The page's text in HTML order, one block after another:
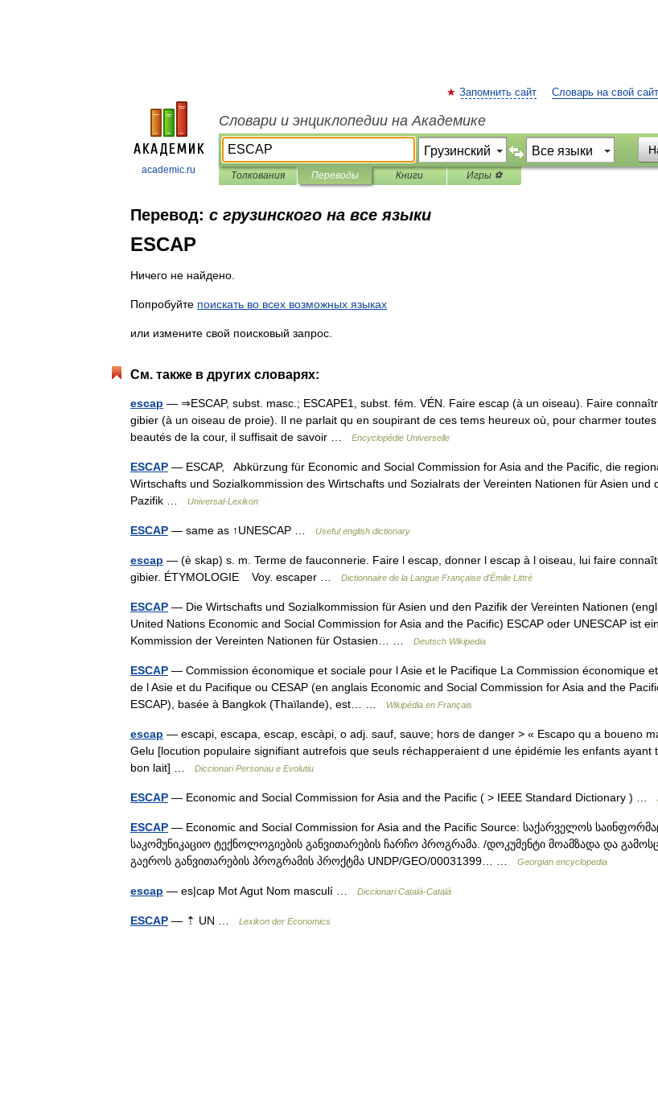
academic.ru
Запомнить сайт Словарь на свой сайт
Словари и энциклопедии на Академике
Толкования Переводы Книги Игры ⚽
Перевод: с грузинского на все языки
ESCAP
Ничего не найдено.
Попробуйте поискать во всех возможных языках
или измените свой поисковый запрос.
См. также в других словарях:
escap — ⇒ESCAP, subst. masc.; ESCAPE1, subst. fém. VÉN. Faire escap (à un oiseau). Faire
gibier (à un oiseau de proie). Il ne parlait qu en soupirant de ces tems heureux où, pour charmer
beautés de la cour, il suffisait de savoir …
Encyclopédie Universelle
ESCAP — ESCAP, Abkürzung für Economic and Social Commission for Asia and the Pacific, die
Wirtschafts und Sozialkommission des Wirtschafts und Sozialrats der Vereinten Nationen für Asien und
Pazifik …
Universal-Lexikon
ESCAP — same as ↑UNESCAP … Useful english dictionary
escap — (è skap) s. m. Terme de fauconnerie. Faire l escap, donner l escap à l oiseau, lui faire
gibier. ÉTYMOLOGIE Voy. escaper …
Dictionnaire de la Langue Française d'Émile Littré
ESCAP — Die Wirtschafts und Sozialkommission für Asien und den Pazifik der Vereinten Nationen
United Nations Economic and Social Commission for Asia and the Pacific) ESCAP oder UNESCAP ist
Kommission der Vereinten Nationen für Ostasien… …
Deutsch Wikipedia
ESCAP — Commission économique et sociale pour l Asie et le Pacifique La Commission économique
de l Asie et du Pacifique ou CESAP (en anglais Economic and Social Commission for Asia and the
ESCAP), basée à Bangkok (Thaïlande), est… …
Wikipédia en Français
escap — escapi, escapa, escap, escàpi, o adj. sauf, sauve; hors de danger > « Escapo qu a boueno
Gelu [locution populaire signifiant autrefois que seuls réchapperaient d une épidémie les enfants ayant
bon lait] …
Diccionari Personau e Evolutiu
ESCAP — Economic and Social Commission for Asia and the Pacific ( > IEEE Standard Dictionary ) …
ESCAP — Economic and Social Commission for Asia and the Pacific Source: საქარველოს
საკომუნიკაციო ტექნოლოგიების განვითარების ჩარჩო პროგრამა. /დოკუმენტი მოამზადა და
გაეროს განვითარების პროგრამის პროქტმა UNDP/GEO/00031399… …
Georgian encyclopedia
escap — es|cap Mot Agut Nom masculí … Diccionari Català-Català
ESCAP — ⇡ UN … Lexikon der Economics